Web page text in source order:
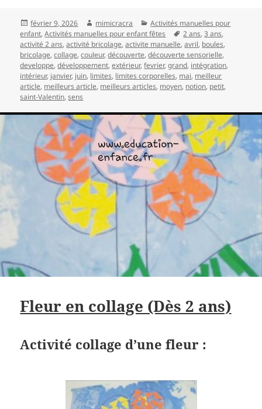
Publié
le
février 9, 2026 Auteur
mimicracra Catégories
Activités manuelles pour
enfant,Activités manuelles pour enfant fêtes
Mots-
clés
2 ans,3 ans,
activité 2 ans,activité bricolage,activite manuelle,avril, boules,
bricolage,collage,couleur,découverte,découverte sensorielle,
developpe,développement,extérieur,fevrier,grand, intégration,
intérieur, janvier, juin, limites, limites corporelles, mai, meilleur
article, meilleurs article, meilleurs articles, moyen, notion, petit,
saint-Valentin,sens
Fleur en collage (Dès 2 ans)
Activité collage d’une fleur :